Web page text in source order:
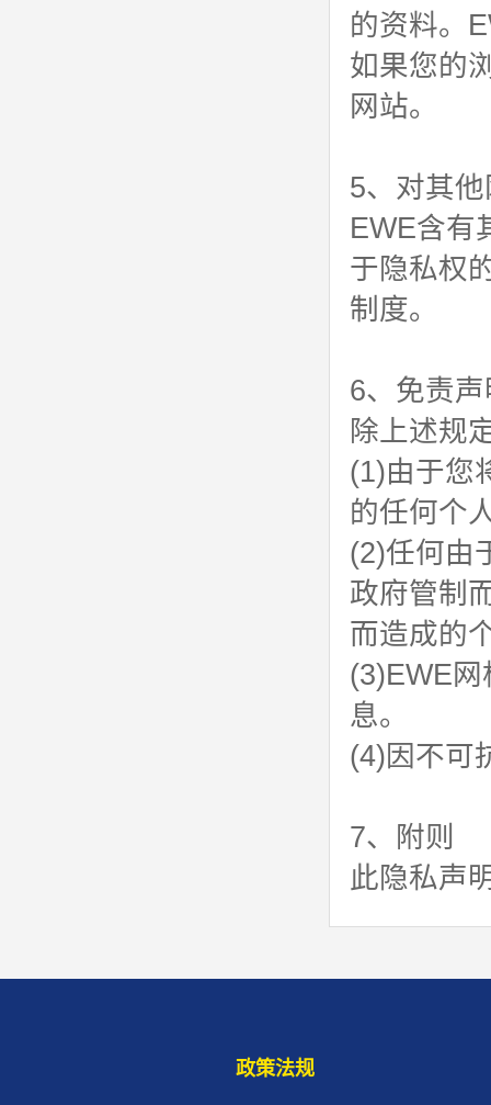
的资料。
如果您的
网站。
5、对其
EWE含有
于隐私权
制度。
6、免责声
除上述规
(1)由于您
的任何个
(2)任何由
政府管制
而造成的
(3)EWE
息。
(4)因不可
7、附则
此隐私声
政策法规